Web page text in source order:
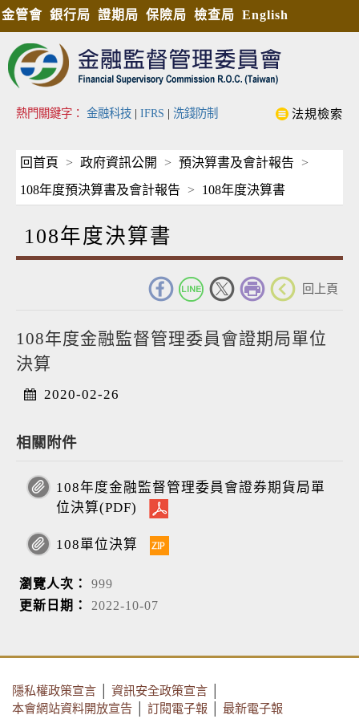
金管會 銀行局 證期局 保險局 檢查局 English
熱門關鍵字： 金融科技 | IFRS | 洗錢防制 法規檢索
回首頁 政府資訊公開
預決算書及會計報告
108年度預決算書及會計報告
108年度決算書
108年度決算書
回上頁
108年度金融監督管理委員會證期局單位
決算
2020-02-26
相關附件
108年度金融監督管理委員會證券期貨局單
位決算(PDF)
108單位決算
瀏覽人次： 999
更新日期： 2022-10-07
隱私權政策宣言 資訊安全政策宣言
本會網站資料開放宣告
訂閱電子報 最新電子報